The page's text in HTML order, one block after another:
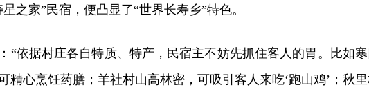
之家”民宿，便凸显了“世界长寿乡”特色。
“依据村庄各自特质、特产，民宿主不妨先抓住客人的胃。比如
精心烹饪药膳；羊社村山高林密，可吸引客人来吃‘跑山鸡’；秋